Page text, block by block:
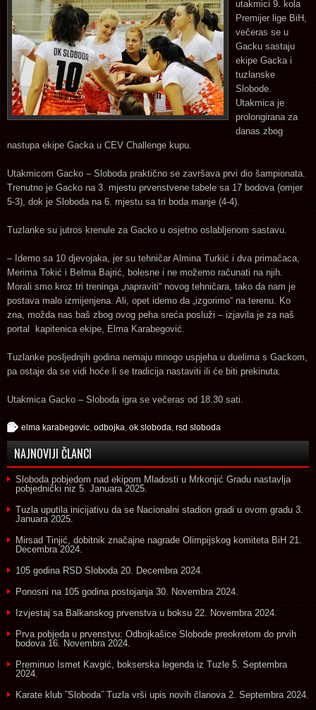
utakmici 9. kola
Premijer lige BiH,
večeras se u
Gacku sastaju
ekipe Gacka i
tuzlanske
Slobode.
Utakmica je
prolongirana za
danas zbog
nastupa ekipe Gacka u CEV Challenge kupu.
Utakmicom Gacko – Sloboda praktično se završava prvi dio šampionata.
Trenutno je Gacko na 3. mjestu prvenstvene tabele sa 17 bodova (omjer
5-3), dok je Sloboda na 6. mjestu sa tri boda manje (4-4).
Tuzlanke su jutros krenule za Gacko u osjetno oslabljenom sastavu.
– Idemo sa 10 djevojaka, jer su tehničar Almina Turkić i dva primačaca,
Merima Tokić i Belma Bajrić, bolesne i ne možemo računati na njih.
Morali smo kroz tri treninga „napraviti“ novog tehničara, tako da nam je
postava malo izmijenjena. Ali, opet idemo da „izgorimo“ na terenu. Ko
zna, možda nas baš zbog ovog peha sreća posluži – izjavila je za naš
portal kapitenica ekipe, Elma Karabegović.
Tuzlanke posljednjih godina nemaju mnogo uspjeha u duelima s Gackom,
pa ostaje da se vidi hoće li se tradicija nastaviti ili će biti prekinuta.
Utakmica Gacko – Sloboda igra se večeras od 18.30 sati.
elma karabegovic odbojka ok sloboda rsd sloboda
NAJNOVIJI ČLANCI
Sloboda pobjedom nad ekipom Mladosti u Mrkonjić Gradu nastavlja
pobjednički niz 5. Januara 2025.
Tuzla uputila inicijativu da se Nacionalni stadion gradi u ovom gradu 3.
Januara 2025.
Mirsad Tinjić, dobitnik značajne nagrade Olimpijskog komiteta BiH 21.
Decembra 2024.
105 godina RSD Sloboda 20. Decembra 2024.
Ponosni na 105 godina postojanja 30. Novembra 2024.
Izvjestaj sa Balkanskog prvenstva u boksu 22. Novembra 2024.
Prva pobjeda u prvenstvu: Odbojkašice Slobode preokretom do prvih
bodova 16. Novembra 2024.
Preminuo Ismet Kavgić, bokserska legenda iz Tuzle 5. Septembra
2024.
Karate klub ˝Sloboda˝ Tuzla vrši upis novih članova 2. Septembra 2024.